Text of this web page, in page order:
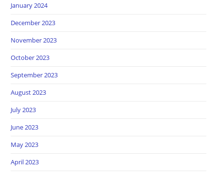
January 2024
December 2023
November 2023
October 2023
September 2023
August 2023
July 2023
June 2023
May 2023
April 2023